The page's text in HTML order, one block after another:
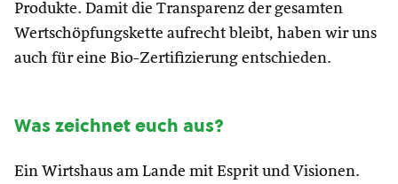
Produkte. Damit die Transparenz der gesamten
Wertschöpfungskette aufrecht bleibt, haben wir uns
auch für eine Bio-Zertifizierung entschieden.
Was zeichnet euch aus?
Ein Wirtshaus am Lande mit Esprit und Visionen.